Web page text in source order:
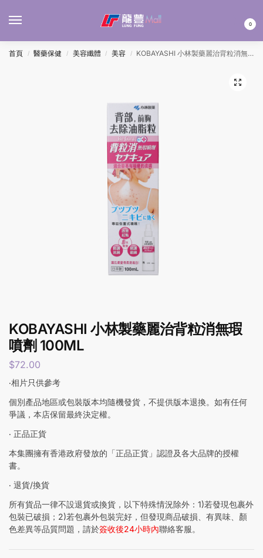
0
首頁 / 醫藥保健 / 美容纖體 / 美容 / KOBAYASHI 小林製藥麗治背粒消無瑕噴劑 100ML
KOBAYASHI 小林製藥麗治背粒消無瑕
噴劑 100ML
$72.00
‧相片只供參考
個別產品地區或包裝版本均隨機發貨，不提供版本退換。如有任何
爭議，本店保留最終決定權。
‧ 正品正貨
本集團擁有香港政府發放的「正品正貨」認證及各大品牌的授權
書。
‧ 退貨/換貨
所有貨品一律不設退貨或換貨，以下特殊情況除外：1)若發現包裹外
包裝已破損；2)若包裹外包裝完好，但發現商品破損、有異味、顏
色差異等品質問題，請於簽收後24小時內聯絡客服。